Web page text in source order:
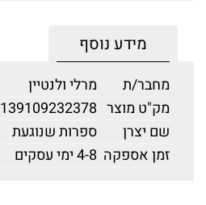
מידע נוסף
מחבר/ת
מרלי ולנטיין
מק"ט מוצר 139109232378
שם יצרן
ספרות שנוגעת
זמן אספקה 4-8 ימי עסקים